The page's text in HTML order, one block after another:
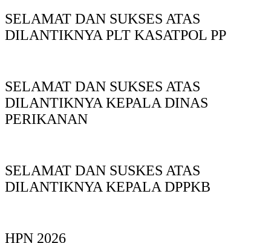
SELAMAT DAN SUKSES ATAS
DILANTIKNYA PLT KASATPOL PP
SELAMAT DAN SUKSES ATAS
DILANTIKNYA KEPALA DINAS
PERIKANAN
SELAMAT DAN SUSKES ATAS
DILANTIKNYA KEPALA DPPKB
HPN 2026